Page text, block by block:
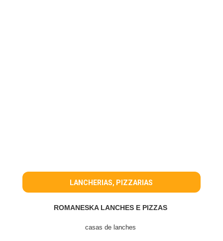
LANCHERIAS, PIZZARIAS
ROMANESKA LANCHES E PIZZAS
casas de lanches